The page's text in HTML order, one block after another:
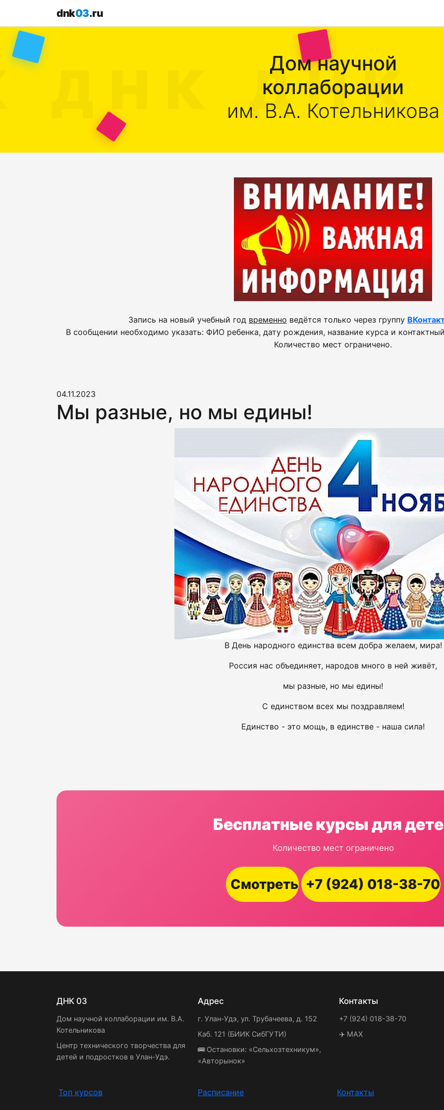
dnk03.ru
Дом научной
коллаборации
им. В.А. Котельникова
Запись на новый учебный год временно ведётся только через группу
В сообщении необходимо указать: ФИО ребенка, дату рождения, название курса и
Количество мест ограничено.
04.11.2023
Мы разные, но мы едины!
В День народного единства всем добра желаем, мира!
Россия нас объединяет, народов много в ней живёт,
мы разные, но мы едины!
С единством всех мы поздравляем!
Единство - это мощь, в единстве - наша сила!
Бесплатные курсы для
Количество мест ограничено
Смотреть +7 (924) 018-38-70
ДНК 03
Дом научной коллаборации им. В.А.
Котельникова
Центр технического творчества для
детей и подростков в Улан-Удэ.
Адрес
г. Улан-Удэ, ул. Трубачеева, д. 152
Каб. 121 (БИИК СибГУТИ)
🚌 Остановки: «Сельхозтехникум»,
«Авторынок»
Контакты
+7 (924) 018-38-70
✈️ MAX
Топ курсов Расписание Контакты